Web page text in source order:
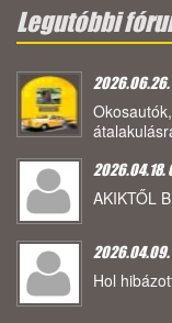
Legutóbbi
2026.06.26.
2026.04.18.
AKIKTŐL
2026.04.09.
Hol